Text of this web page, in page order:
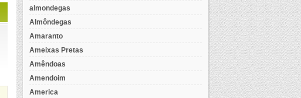
almondegas
Almôndegas
Amaranto
Ameixas Pretas
Amêndoas
Amendoim
America